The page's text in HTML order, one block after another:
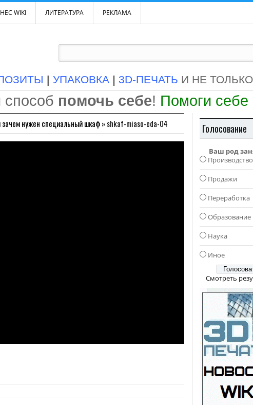
WIKI ЛИТЕРАТУРА РЕКЛАМА
| УПАКОВКА | 3D-ПЕЧАТЬ И НЕ ТОЛЬКО
помочь себе! Помоги себе
зачем нужен специальный шкаф»shkaf-miaso-eda-04 Голосование
Ваш род
Производство
Продажи
Переработка
Образование
Наука
Иное
Смотреть